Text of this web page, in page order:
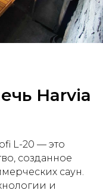
Harvia
L-20 — это
созданное
саун.
и